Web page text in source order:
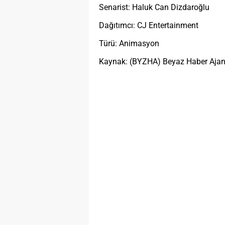
Senarist: Haluk Can Dizdaroğlu
Dağıtımcı: CJ Entertainment
Türü: Animasyon
Kaynak: (BYZHA) Beyaz Haber